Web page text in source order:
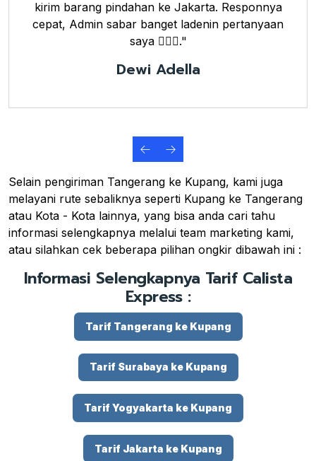
kirim barang pindahan ke Jakarta. Responnya
cepat, Admin sabar banget ladenin pertanyaan
saya 👌🏼🤗."
Dewi Adella
Selain pengiriman Tangerang ke Kupang, kami juga
melayani rute sebaliknya seperti Kupang ke Tangerang
atau Kota - Kota lainnya, yang bisa anda cari tahu
informasi selengkapnya melalui team marketing kami,
atau silahkan cek beberapa pilihan ongkir dibawah ini :
Informasi Selengkapnya Tarif Calista
Express :
Tarif Tangerang ke Kupang
Tarif Surabaya ke Kupang
Tarif Yogyakarta ke Kupang
Tarif Jakarta ke Kupang